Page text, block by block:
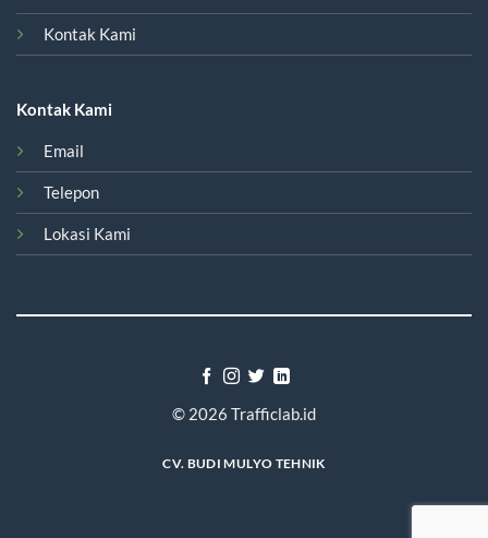
Kontak Kami
Kontak Kami
Email
Telepon
Lokasi Kami
© 2026 Trafficlab.id
CV. BUDI MULYO TEHNIK